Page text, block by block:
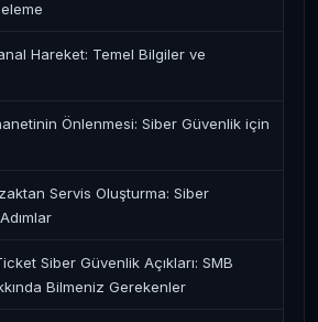
Hareket: Temel Bilgiler ve
Önlenmesi: Siber Güvenlik için
Servis Oluşturma: Siber
Siber Güvenlik Açıkları: SMB
Bilmeniz Gerekenler